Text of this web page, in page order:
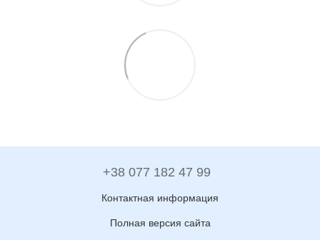
+38 077 182 47 99
Контактная информация
Полная версия сайта